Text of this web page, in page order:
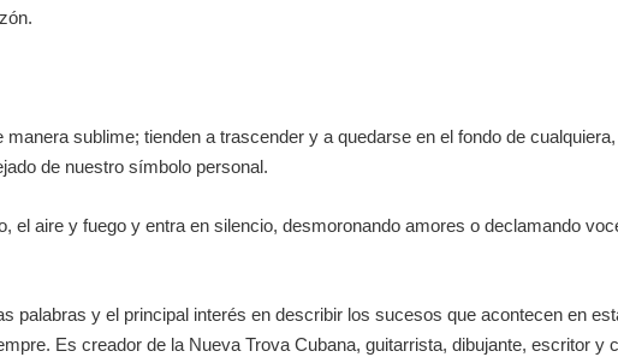
manera sublime; tienden a trascender y a quedarse en el fondo de
de nuestro símbolo personal.
el aire y fuego y entra en silencio, desmoronando amores o declamando
palabras y el principal interés en describir los sucesos que acontecen en
Es creador de la Nueva Trova Cubana, guitarrista, dibujante, escritor